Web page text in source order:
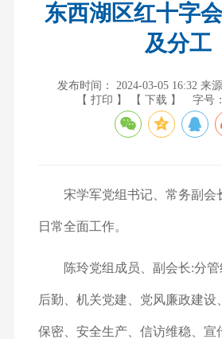
东西湖区红十字
及分工
发布时间： 2024-03-05 16:32 来
【 打印 】
【 下载 】 字号
宋学军党组书记、常务副会
日常全面工作。
陈玲党组成员、副会长:分
后勤、机关党建、党风廉政建设
保密、安全生产、信访维稳、宣